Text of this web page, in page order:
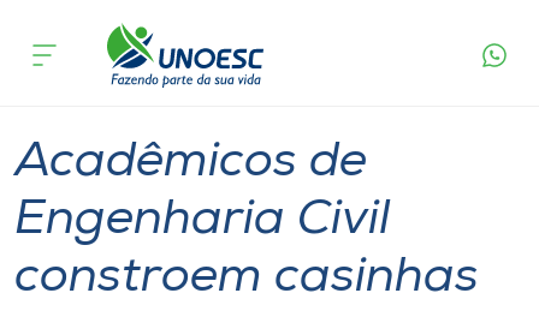
Cursos
Pesquisa
Atendimento ao Estudante
acontece
Acadêmicos de
Engenharia Civil
constroem casinhas